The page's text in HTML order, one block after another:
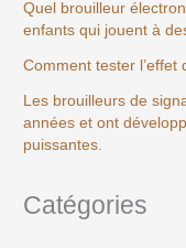
Quel brouilleur
enfants qui jouent à
Comment tester l’effet
Les brouilleurs de
années et ont
puissantes.
Catégories